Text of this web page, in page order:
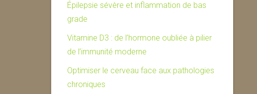
Épilepsie sévère et inflammation de bas
grade
Vitamine D3 : de l’hormone oubliée à pilier
de l’immunité moderne
Optimiser le cerveau face aux pathologies
chroniques